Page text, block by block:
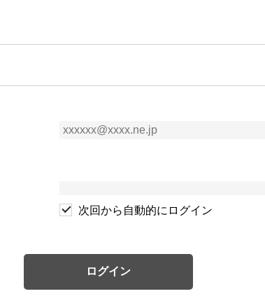
次回から自動的にログイン
ログイン